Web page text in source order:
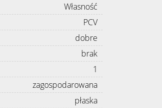
Własność
PCV
dobre
brak
1
zagospodarowana
płaska